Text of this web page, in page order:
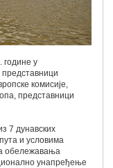
године у
комисије,
представници
7 дунавских
и условима
обележавања
унапређење